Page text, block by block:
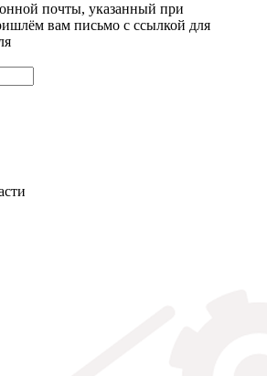
почты, указанный при
вам письмо с ссылкой для